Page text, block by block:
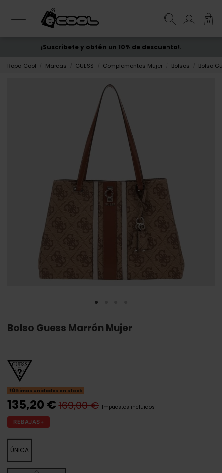
0
ENVÍO GRATIS desde 50€
¡Suscríbete y obtén un 10% de descuento!.
Ropa Cool Marcas GUESS Complementos Mujer Bolsos Bolso
Bolso Guess Marrón Mujer
Últimas unidades en stock
135,20 €169,00 € Impuestos incluidos
REBAJAS+
ÚNICA